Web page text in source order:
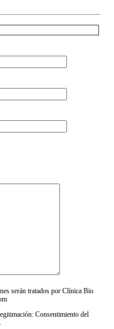
serán tratados por Clínica Bio
Consentimiento del